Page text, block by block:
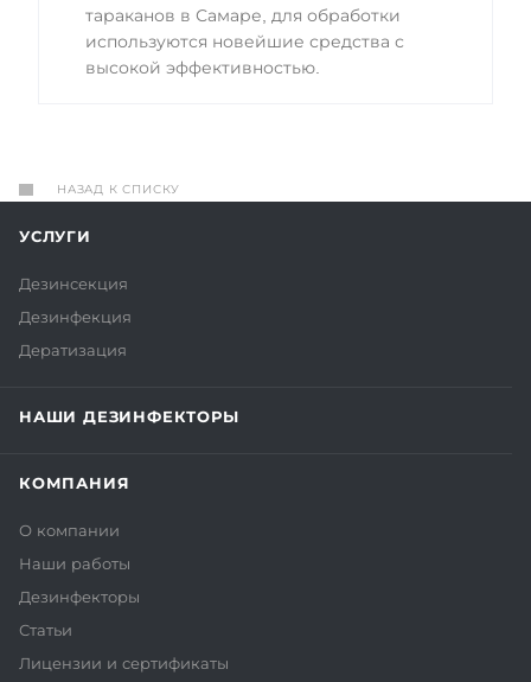
тараканов в Самаре, для обработки
используются новейшие средства с
высокой эффективностью.
НАЗАД К СПИСКУ
УСЛУГИ
Дезинсекция
Дезинфекция
Дератизация
НАШИ ДЕЗИНФЕКТОРЫ
КОМПАНИЯ
О компании
Наши работы
Дезинфекторы
Статьи
Лицензии и сертификаты